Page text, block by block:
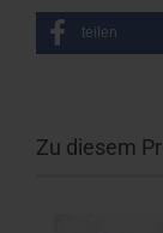
teilen
Zu diesem